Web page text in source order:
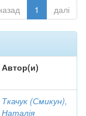
1 далі
Автор(и)
Ткачук (Смикун),
Наталія